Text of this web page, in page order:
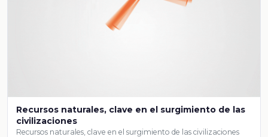
Recursos naturales, clave en el surgimiento de las
civilizaciones
Recursos naturales, clave en el surgimiento de las civilizaciones